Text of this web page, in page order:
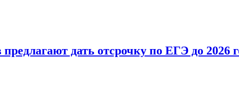
дать отсрочку по ЕГЭ до 2026